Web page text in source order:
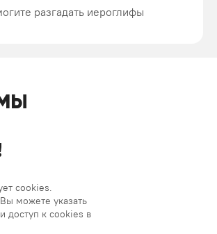
разгадать иероглифы
cookies.
можете указать
доступ к cookies в